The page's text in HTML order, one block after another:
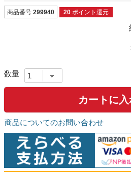
商品番号 299940 20 ポイント還元
カートに入
商品についてのお問い合わせ